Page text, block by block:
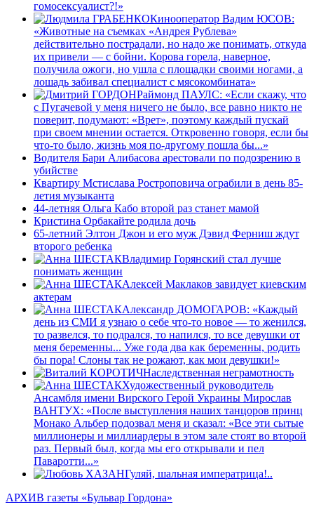
гомосексуалист?!»
Кинооператор Вадим ЮСОВ:
«Животные на съемках «Андрея Рублева»
действительно пострадали, но надо же понимать, откуда
их привели — с бойни. Корова горела, наверное,
получила ожоги, но ушла с площадки своими ногами, а
лошадь забивал специалист с мясокомбината»
Раймонд ПАУЛС: «Если скажу, что
с Пугачевой у меня ничего не было, все равно никто не
поверит, подумают: «Врет», поэтому каждый пускай
при своем мнении остается. Откровенно говоря, если бы
что-то было, жизнь моя по-другому пошла бы...»
Водителя Бари Алибасова арестовали по подозрению в
убийстве
Квартиру Мстислава Ростроповича ограбили в день 85-
летия музыканта
44-летняя Ольга Кабо второй раз станет мамой
Кристина Орбакайте родила дочь
65-летний Элтон Джон и его муж Дэвид Ферниш ждут
второго ребенка
Владимир Горянский стал лучше
понимать женщин
Алексей Маклаков завидует киевским
актерам
Александр ДОМОГАРОВ: «Каждый
день из СМИ я узнаю о себе что-то новое — то женился,
то развелся, то подрался, то напился, то все девушки от
меня беременны... Уже года два как беременны, родить
бы пора! Слоны так не рожают, как мои девушки!»
Наследственная неграмотность
Художественный руководитель
Ансамбля имени Вирского Герой Украины Мирослав
ВАНТУХ: «После выступления наших танцоров принц
Монако Альбер подозвал меня и сказал: «Все эти сытые
миллионеры и миллиардеры в этом зале стоят во второй
раз. Первый был, когда мы его открывали и пел
Паваротти...»
Гуляй, шальная императрица!..
АРХИВ газеты «Бульвар Гордона»